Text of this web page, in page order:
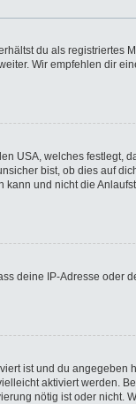
du als registriertes
Wir empfehlen dir
USA, welches festlegt,
bist, ob dies auf
und nicht die
deine IP-Adresse oder
ist und du angegeben
aktiviert werden.
nötig ist oder nicht.